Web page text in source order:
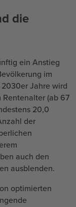
die
ein Anstieg
im
Jahre wird
(ab 67
20,0
der
auch den
ausblenden.
optimierten